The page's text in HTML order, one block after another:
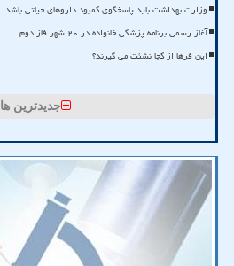
وزارت بهداشت باید پاسخگوی کمبود داروهای حیاتی باشد
آغاز رسمی برنامه پزشکی خانواده در ۲۰ شهر فاز دوم
این فرها از کجا نشئت می گیرند؟
جدیدترین ها